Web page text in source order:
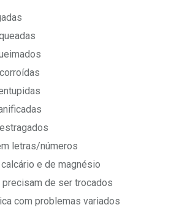
letras/números
e de magnésio
de ser trocados
com problemas variados